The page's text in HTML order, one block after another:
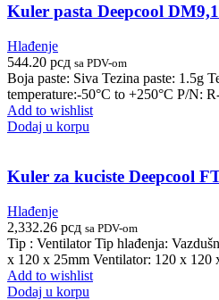
Kuler pasta Deepcool
Hlađenje
544.20 рсд sa PDV-om
Boja paste: Siva Tezina paste: 1.5g
temperature:-50°C to +250°C P/N:
Add to wishlist
Dodaj u korpu
Kuler za kuciste Deepcool
Hlađenje
2,332.26 рсд sa PDV-om
Tip : Ventilator Tip hlađenja:
x 120 x 25mm Ventilator: 120 x 120
Add to wishlist
Dodaj u korpu